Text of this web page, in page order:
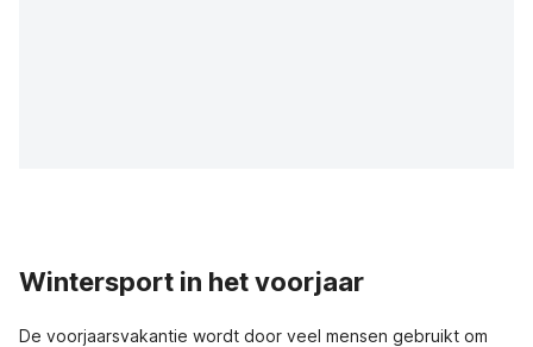
Wintersport in het voorjaar
De voorjaarsvakantie wordt door veel mensen gebruikt om